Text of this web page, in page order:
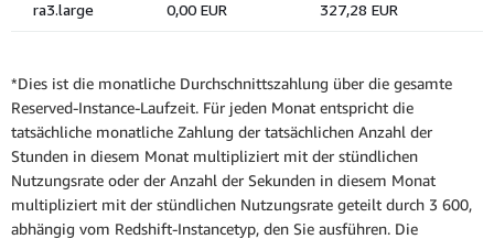
*Dies ist die monatliche Durchschnittszahlung über die gesamte
Reserved-Instance-Laufzeit. Für jeden Monat entspricht die
tatsächliche monatliche Zahlung der tatsächlichen Anzahl der
Stunden in diesem Monat multipliziert mit der stündlichen
Nutzungsrate oder der Anzahl der Sekunden in diesem Monat
multipliziert mit der stündlichen Nutzungsrate geteilt durch 3 600,
abhängig vom Redshift-Instancetyp, den Sie ausführen. Die